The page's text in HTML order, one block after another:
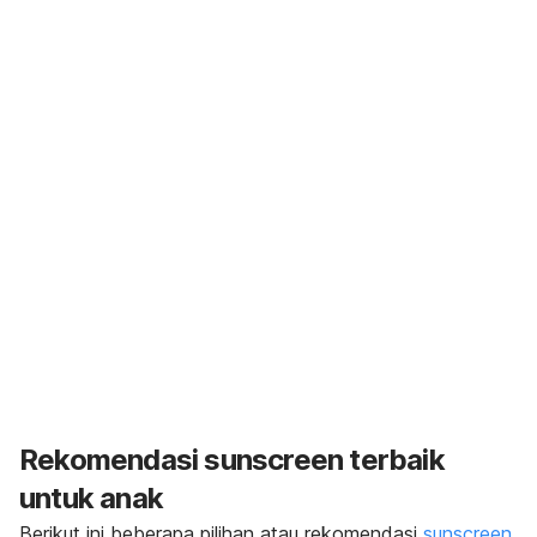
Rekomendasisunscreen terbaik
untuk anak